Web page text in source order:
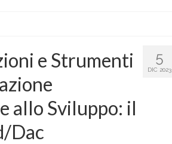
5
DIC 2023
e Strumenti
allo Sviluppo: il
Dac